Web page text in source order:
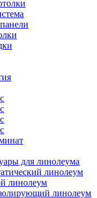
для линолеума
линолеум
линолеум
линолеум